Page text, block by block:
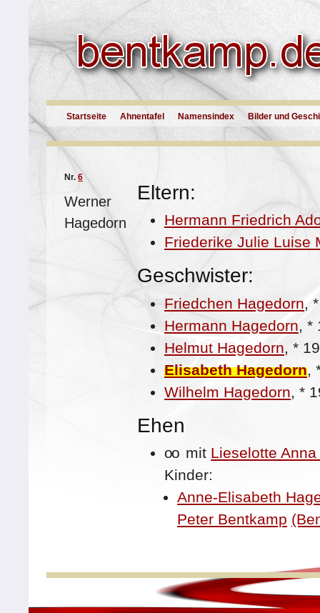
Startseite Ahnentafel Namensindex Bilder und
Nr. 6
Werner
Hagedorn
Eltern:
Hermann Friedrich
Friederike Julie Luise
Geschwister:
Friedchen Hagedorn
Hermann Hagedorn *
Helmut Hagedorn *
Elisabeth Hagedorn
Wilhelm Hagedorn *
Ehen
oo mit Lieselotte
Kinder:
Anne-Elisabeth
Peter Bentkamp